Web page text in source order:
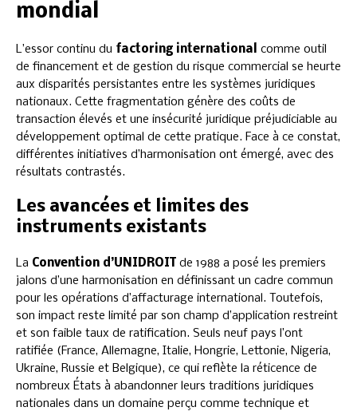
mondial
L’essor continu du factoring international
comme outil
de financement et de gestion du risque commercial se heurte
aux disparités persistantes entre les systèmes juridiques
nationaux. Cette fragmentation génère des coûts de
transaction élevés et une insécurité juridique préjudiciable au
développement optimal de cette pratique. Face à ce constat,
différentes initiatives d’harmonisation ont émergé, avec des
résultats contrastés.
Les avancées et limites des
instruments existants
La Convention d’UNIDROIT
de 1988 a posé les premiers
jalons d’une harmonisation en définissant un cadre commun
pour les opérations d’affacturage international. Toutefois,
son impact reste limité par son champ d’application restreint
et son faible taux de ratification. Seuls neuf pays l’ont
ratifiée (France, Allemagne, Italie, Hongrie, Lettonie, Nigeria,
Ukraine, Russie et Belgique), ce qui reflète la réticence de
nombreux États à abandonner leurs traditions juridiques
nationales dans un domaine perçu comme technique et